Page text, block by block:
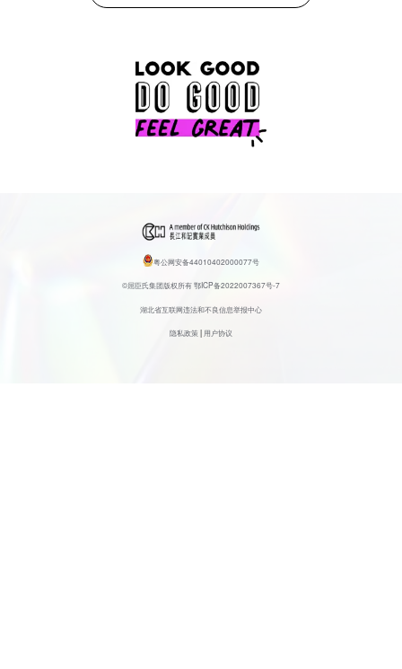
粤公网安备44010402000077号
©屈臣氏集团版权所有鄂ICP备2022007367号-7
湖北省互联网违法和不良信息举报中心
隐私政策| 用户协议